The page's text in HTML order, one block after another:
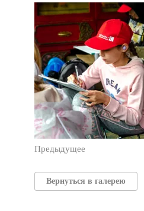
Предыдущее
Вернуться в галерею